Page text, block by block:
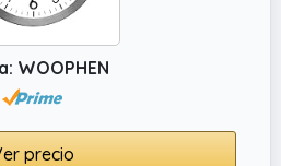
nuestro reloj cuenta
de barrido de cuarzo que
tictac,
ambiente tranquilo para
WOOPHEN
precio